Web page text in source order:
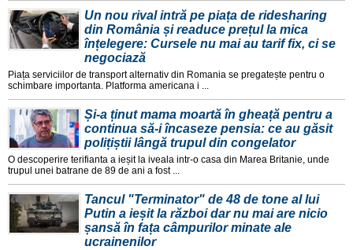
Un nou rival intră pe piața de ridesharing
din România și readuce prețul la mica
înțelegere: Cursele nu mai au tarif fix, ci se
negociază
Piața serviciilor de transport alternativ din Romania se pregatește pentru o
schimbare importanta. Platforma americana i ...
Și-a ținut mama moartă în gheață pentru a
continua să-i încaseze pensia: ce au găsit
polițiștii lângă trupul din congelator
O descoperire terifianta a ieșit la iveala intr-o casa din Marea Britanie, unde
trupul unei batrane de 89 de ani a fost ...
Tancul "Terminator" de 48 de tone al lui
Putin a ieșit la război dar nu mai are nicio
șansă în fața câmpurilor minate ale
ucrainenilor